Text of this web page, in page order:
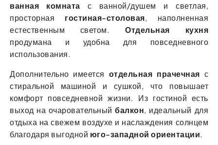
ванная комната с ванной/душем и светлая,
просторная гостиная-столовая, наполненная
естественным светом.Отдельная кухня
продумана и удобна для повседневного
использования.
Дополнительно имеется отдельная прачечная с
стиральной машиной и сушкой, что повышает
комфорт повседневной жизни. Из гостиной есть
выход на очаровательныйбалкон, идеальный для
отдыха на свежем воздухе и наслаждения солнцем
благодаря выгодной юго-западной ориентации.